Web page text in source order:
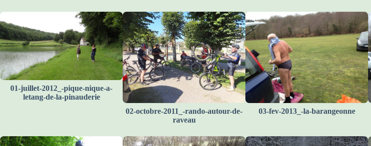
01-juillet-2012_-pique-nique-a-
letang-de-la-pinauderie
02-octobre-2011_-rando-autour-de-
raveau
03-fev-2013_-la-barangeonne